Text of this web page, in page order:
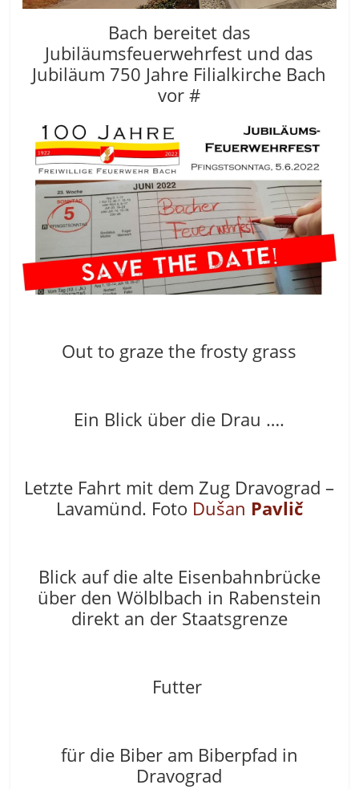
Bach bereitet das
Jubiläumsfeuerwehrfest und das
Jubiläum 750 Jahre Filialkirche Bach
vor #
Out to graze the frosty grass
Ein Blick über die Drau ….
Letzte Fahrt mit dem Zug Dravograd –
Lavamünd. Foto Dušan Pavlič
Blick auf die alte Eisenbahnbrücke
über den Wölblbach in Rabenstein
direkt an der Staatsgrenze
Futter
für die Biber am Biberpfad in
Dravograd